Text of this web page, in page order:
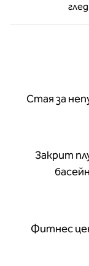
Стая за
Закрит
басейн
Фитнес